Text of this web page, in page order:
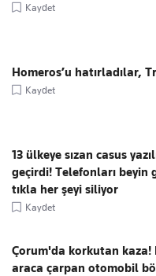
Kaydet
Homeros’u hatırladılar,
Kaydet
13 ülkeye sızan casus
geçirdi! Telefonları beyin
tıkla her şeyi siliyor
Kaydet
Çorum'da korkutan
araca çarpan otomobil